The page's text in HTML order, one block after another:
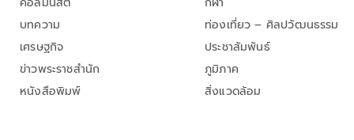
บทความ
เศรษฐกิจ
ข่าวพระราชสำนัก
หนังสือพิมพ์
ท่องเที่ยว – ศิลปวัฒนธรรม
ประชาสัมพันธ์
ภูมิภาค
สิ่งแวดล้อม